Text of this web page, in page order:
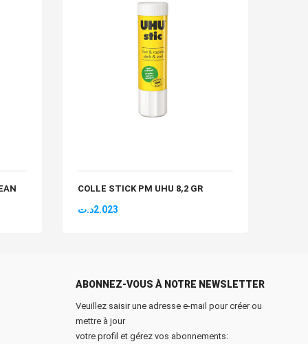
COLLE STICK PM UHU 8,2 GR
2.023د.ت
ABONNEZ-VOUS À NOTRE NEWSLETTER
Veuillez saisir une adresse e-mail pour créer ou
mettre à jour
votre profil et gérez vos abonnements: